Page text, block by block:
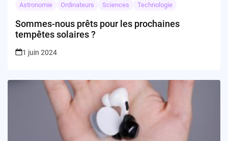
Astronomie Ordinateurs Sciences Technologie
Sommes-nous prêts pour les prochaines
tempêtes solaires ?
1 juin 2024